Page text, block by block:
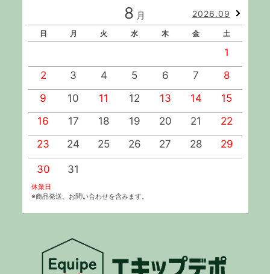
8 月 2026.09
日 月 火 水 木 金 土
1
2
3 4 5 6 7
8
9
10 11 12 13 14
15
16
17 18 19 20 21
22
23
24 25 26 27 28 29
30 31
休業日
※商品発送、お問い合わせを含みます。